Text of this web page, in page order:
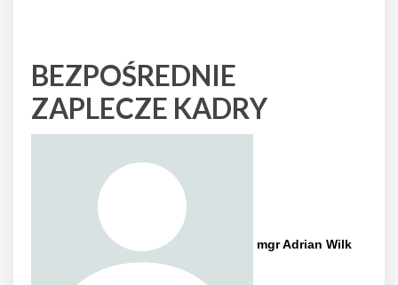
BEZPOŚREDNIE
ZAPLECZE KADRY
mgr Adrian Wilk